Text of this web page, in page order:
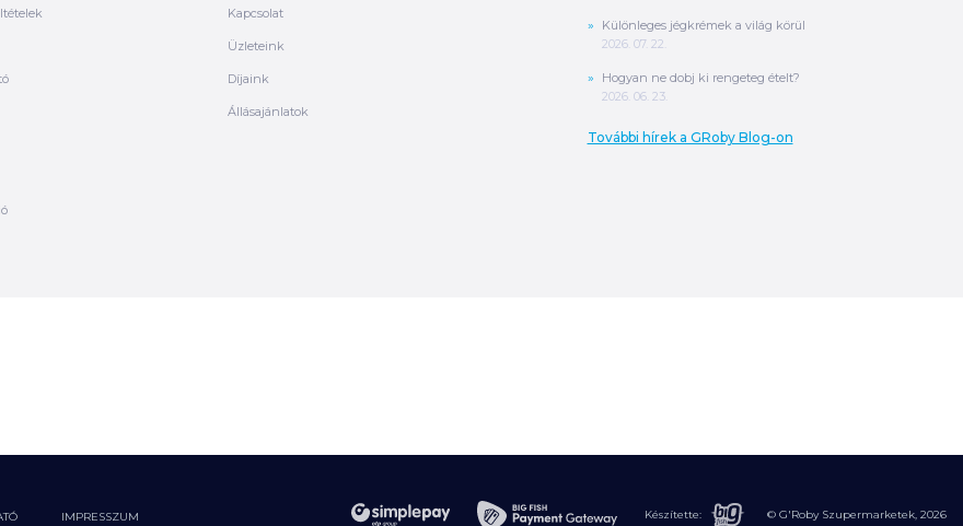
költséget nem tartalmazza. További
Kapcsolat
Üzleteink
Díjaink
Állásajánlatok
Különleges jégkrémek a világ körül
2026. 07. 22.
Hogyan ne dobj ki rengeteg ételt?
2026. 06. 23.
További hírek a GRoby Blog-on
IMPRESSZUM Készítette: © G'Roby Szupermarketek, 2026